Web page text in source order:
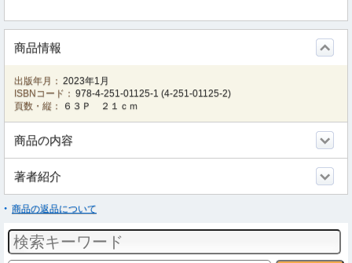
商品情報
出版年月： 2023年1月
ISBNコード： 978-4-251-01125-1 (4-251-01125-2)
頁数・縦：
６３Ｐ ２１ｃｍ
商品の内容
著者紹介
商品の返品について